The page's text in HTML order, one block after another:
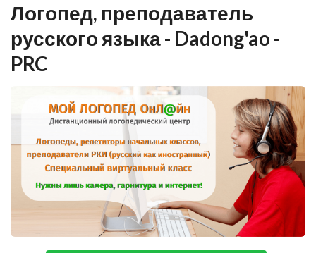
Логопед, преподаватель
русского языка - Dadong'ao -
PRC